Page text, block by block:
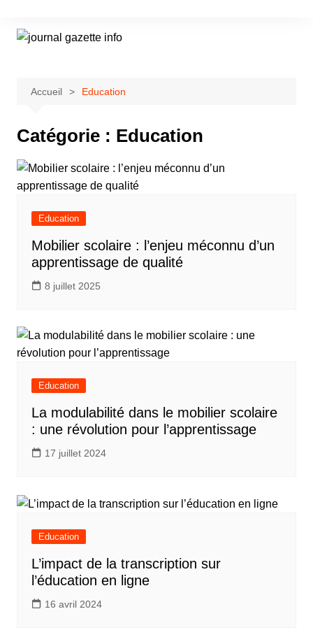
contenu
Accueil Education
Catégorie : Education
Education
Mobilier scolaire : l’enjeu méconnu d’un
apprentissage de qualité
8 juillet 2025
Education
La modulabilité dans le mobilier scolaire
: une révolution pour l’apprentissage
17 juillet 2024
Education
L’impact de la transcription sur
l’éducation en ligne
16 avril 2024